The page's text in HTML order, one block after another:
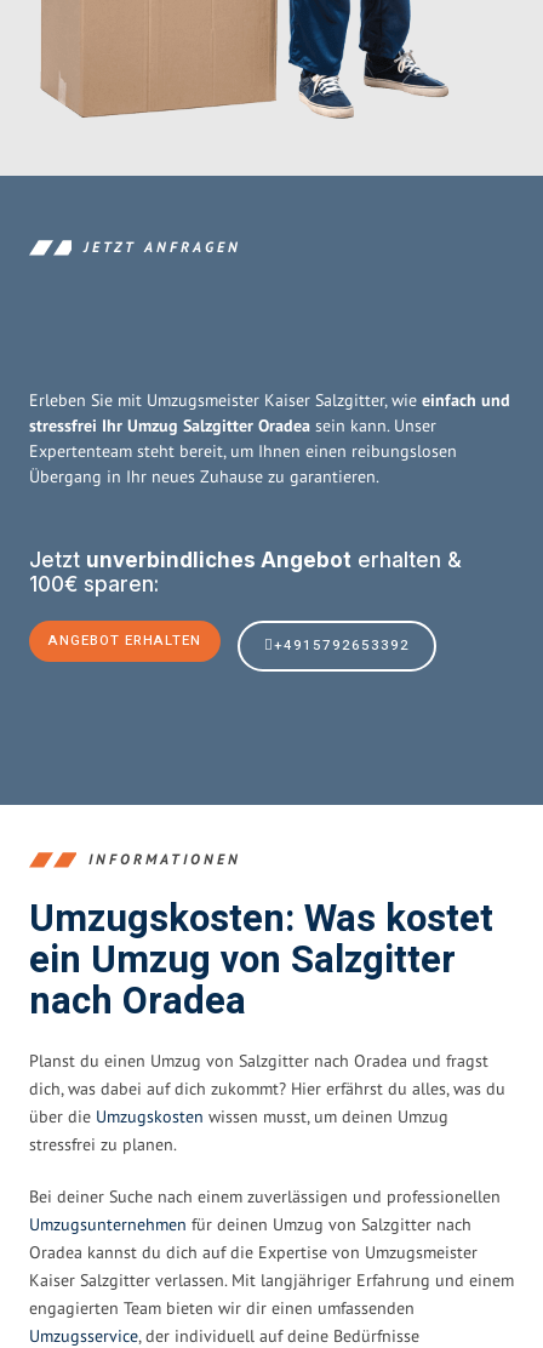
JETZT ANFRAGEN
Erleben Sie mit Umzugsmeister Kaiser Salzgitter, wie einfach und
stressfrei Ihr Umzug Salzgitter Oradea sein kann. Unser
Expertenteam steht bereit, um Ihnen einen reibungslosen
Übergang in Ihr neues Zuhause zu garantieren.
Jetzt unverbindliches Angebot erhalten &
100€ sparen:
ANGEBOT ERHALTEN +4915792653392
INFORMATIONEN
Umzugskosten: Was kostet
ein Umzug von Salzgitter
nach Oradea
Planst du einen Umzug von Salzgitter nach Oradea und fragst
dich, was dabei auf dich zukommt? Hier erfährst du alles, was du
über die Umzugskosten wissen musst, um deinen Umzug
stressfrei zu planen.
Bei deiner Suche nach einem zuverlässigen und professionellen
Umzugsunternehmen für deinen Umzug von Salzgitter nach
Oradea kannst du dich auf die Expertise von Umzugsmeister
Kaiser Salzgitter verlassen. Mit langjähriger Erfahrung und einem
engagierten Team bieten wir dir einen umfassenden
Umzugsservice, der individuell auf deine Bedürfnisse